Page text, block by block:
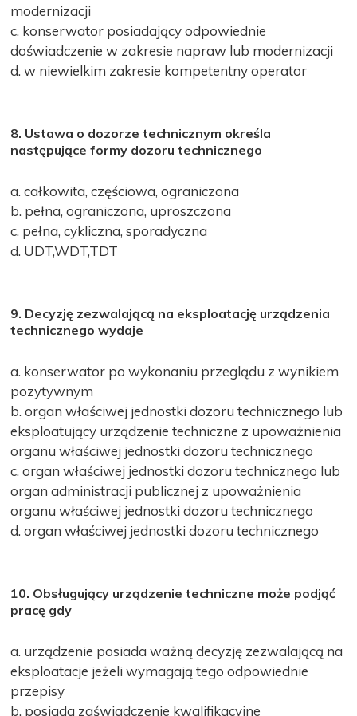
modernizacji
c. konserwator posiadający odpowiednie
doświadczenie w zakresie napraw lub modernizacji
d. w niewielkim zakresie kompetentny operator
8. Ustawa o dozorze technicznym określa
następujące formy dozoru technicznego
a. całkowita, częściowa, ograniczona
b. pełna, ograniczona, uproszczona
c. pełna, cykliczna, sporadyczna
d. UDT,WDT,TDT
9. Decyzję zezwalającą na eksploatację urządzenia
technicznego wydaje
a. konserwator po wykonaniu przeglądu z wynikiem
pozytywnym
b. organ właściwej jednostki dozoru technicznego lub
eksploatujący urządzenie techniczne z upoważnienia
organu właściwej jednostki dozoru technicznego
c. organ właściwej jednostki dozoru technicznego lub
organ administracji publicznej z upoważnienia
organu właściwej jednostki dozoru technicznego
d. organ właściwej jednostki dozoru technicznego
10. Obsługujący urządzenie techniczne może podjąć
pracę gdy
a. urządzenie posiada ważną decyzję zezwalającą na
eksploatacje jeżeli wymagają tego odpowiednie
przepisy
b. posiada zaświadczenie kwalifikacyjne